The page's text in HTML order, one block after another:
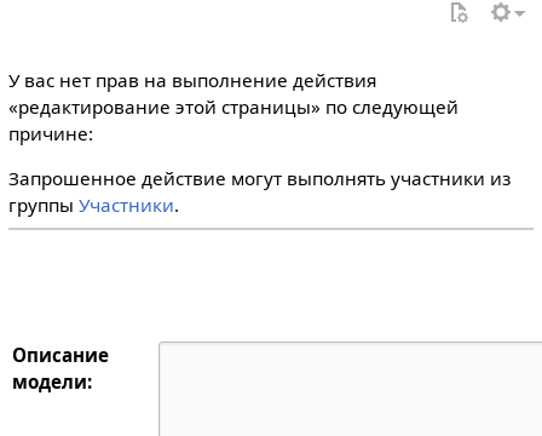
У вас нет прав на выполнение действия
«редактирование этой страницы» по следующей
причине:
Запрошенное действие могут выполнять участники из
группы Участники.
Описание
модели: